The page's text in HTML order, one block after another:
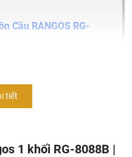
Cầu RANGOS RG-
một tuyệt tác thiết kế từ
bền vượt trội. Sản phẩm
tiết
1 khối RG-8088B |